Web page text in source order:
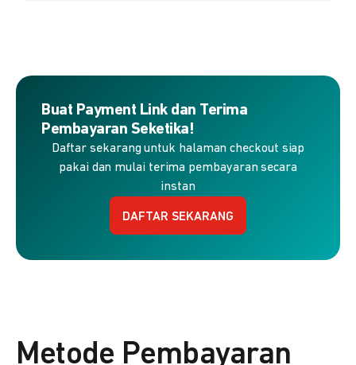
Buat Payment Link dan Terima
Pembayaran Seketika!
Daftar sekarang untuk halaman checkout siap
pakai dan mulai terima pembayaran secara
instan
DAFTAR SEKARANG
Metode Pembayaran